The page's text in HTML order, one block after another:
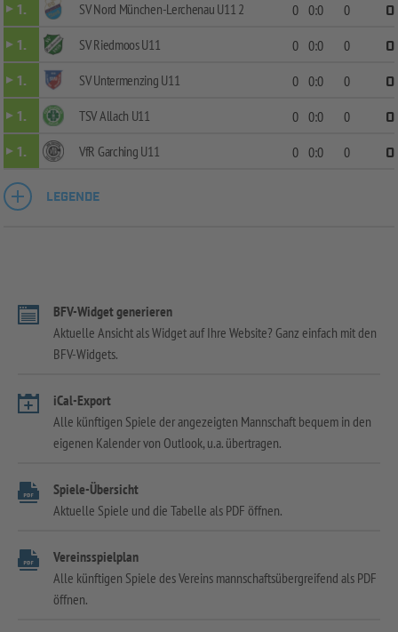
1.
SV Nord München-Lerchenau U11 2 0 0:0 0
0
1.
SV Riedmoos U11 0 0:0 0
0
1.
SV Untermenzing U11 0 0:0 0
0
1.
TSV Allach U11 0 0:0 0
0
1.
VfR Garching U11 0 0:0 0 0
LEGENDE
BFV-Widget generieren
Aktuelle Ansicht als Widget auf Ihre Website? Ganz einfach mit den
BFV-Widgets.
iCal-Export
Alle künftigen Spiele der angezeigten Mannschaft bequem in den
eigenen Kalender von Outlook, u.a. übertragen.
Spiele-Übersicht
Aktuelle Spiele und die Tabelle als PDF öffnen.
Vereinsspielplan
Alle künftigen Spiele des Vereins mannschaftsübergreifend als PDF
öffnen.